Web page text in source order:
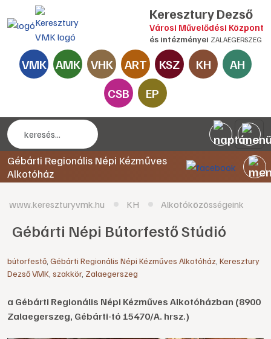
Keresztury Dezső
Városi Művelődési Központ
és intézményei ZALAEGERSZEG
VMK AMK VHK ART KSZ KH
AH
CSB
EP
Gébárti Regionális Népi Kézműves
Alkotóház
www.kereszturyvmk.hu KH Alkotóközösségeink
Gébárti Népi Bútorfestő Stúdió
bútorfestő Gébárti Regionális Népi Kézműves Alkotóház Keresztury
Dezső VMK szakkör, Zalaegerszeg
a Gébárti Regionális Népi Kézműves Alkotóházban (8900
Zalaegerszeg, Gébárti-tó 15470/A. hrsz.)